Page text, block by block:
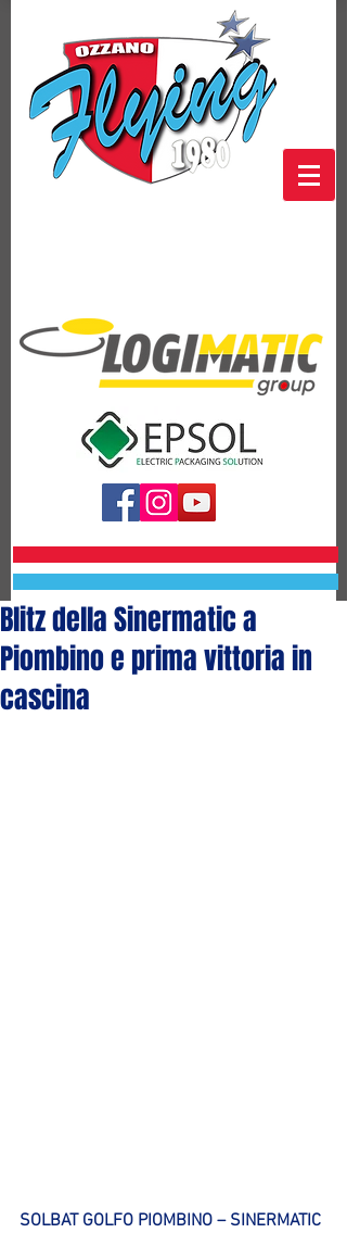
Blitz della Sinermatic a
Piombino e prima vittoria in
cascina
SOLBAT GOLFO PIOMBINO – SINERMATIC